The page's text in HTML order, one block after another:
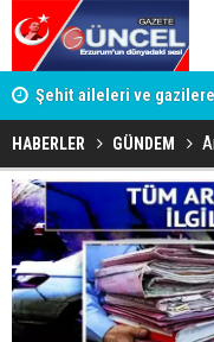
Şehit aileleri ve
HABERLER GÜNDEM